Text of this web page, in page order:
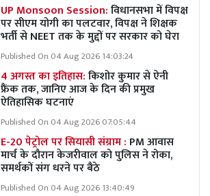
UP Monsoon Session:विधानसभा में विपक्ष
पर सीएम योगी का पलटवार, विपक्ष ने शिक्षक
भर्ती से NEET तक के मुद्दों पर सरकार को घेरा
Published On 04 Aug 2026 14:03:24
4 अगस्त का इतिहास:किशोर कुमार से ऐनी
फ्रैंक तक, जानिए आज के दिन की प्रमुख
ऐतिहासिक घटनाएं
Published On 04 Aug 2026 07:05:44
E-20 पेट्रोल पर सियासी संग्राम : PM आवास
मार्च के दौरान केजरीवाल को पुलिस ने रोका,
समर्थकों संग धरने पर बैठे
Published On 04 Aug 2026 13:40:49